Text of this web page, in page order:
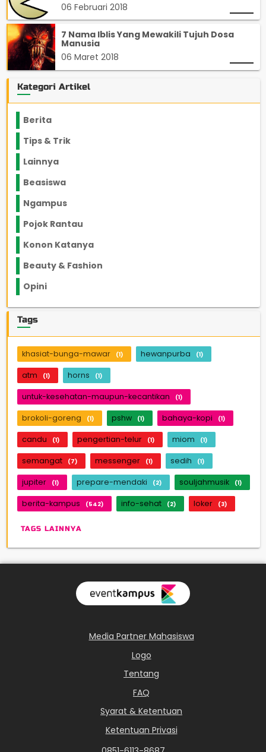
06 Februari 2018
7 Nama Iblis Yang Mewakili Tujuh Dosa
Manusia
06 Maret 2018
Kategori Artikel
Berita
Tips & Trik
Lainnya
Beasiswa
Ngampus
Pojok Rantau
Konon Katanya
Beauty & Fashion
Opini
Tags
khasiat-bunga-mawar (1) hewanpurba (1)
atm (1) horns (1)
untuk-kesehatan-maupun-kecantikan (1)
brokoli-goreng (1) pshw (1) bahaya-kopi (1)
candu (1) pengertian-telur (1) miom (1)
semangat (7) messenger (1) sedih (1)
jupiter (1) prepare-mendaki (2) souljahmusik (1)
berita-kampus (542) info-sehat (2) loker (3)
TAGS LAINNYA
Media Partner Mahasiswa
Logo
Tentang
FAQ
Syarat & Ketentuan
Ketentuan Privasi